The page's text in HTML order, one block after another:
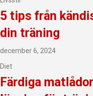
5 tips från
din träning
december 6, 2024
Diet
Färdiga